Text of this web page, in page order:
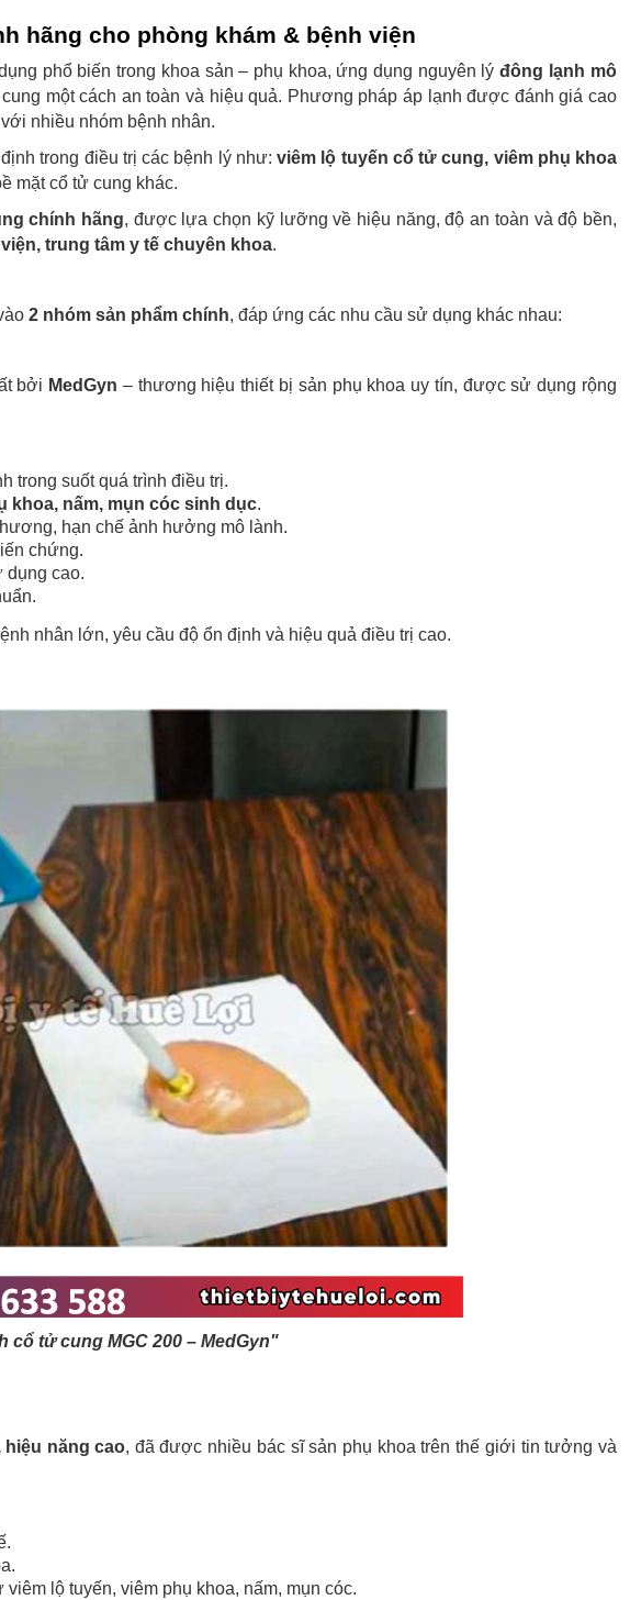
hãng cho phòng khám & bệnh viện
phổ biến trong khoa sản – phụ khoa, ứng dụng nguyên lý đông lạnh mô
một cách an toàn và hiệu quả. Phương pháp áp lạnh được đánh giá cao
nhiều nhóm bệnh nhân.
trong điều trị các bệnh lý như: viêm lộ tuyến cổ tử cung, viêm phụ khoa
mặt cổ tử cung khác.
chính hãng, được lựa chọn kỹ lưỡng về hiệu năng, độ an toàn và độ bền,
trung tâm y tế chuyên khoa.
2 nhóm sản phẩm chính, đáp ứng các nhu cầu sử dụng khác nhau:
bởi MedGyn – thương hiệu thiết bị sản phụ khoa uy tín, được sử dụng rộng
trong suốt quá trình điều trị.
khoa, nấm, mụn cóc sinh dục.
hạn chế ảnh hưởng mô lành.
chứng.
dụng cao.
nhân lớn, yêu cầu độ ổn định và hiệu quả điều trị cao.
cổ tử cung MGC 200 – MedGyn"
hiệu năng cao, đã được nhiều bác sĩ sản phụ khoa trên thế giới tin tưởng và
lộ tuyến, viêm phụ khoa, nấm, mụn cóc.